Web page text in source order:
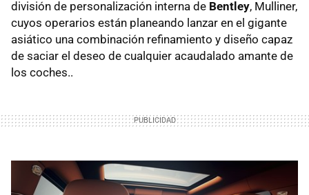
división de personalización interna de Bentley, Mulliner,
cuyos operarios están planeando lanzar en el gigante
asiático una combinación refinamiento y diseño capaz
de saciar el deseo de cualquier acaudalado amante de
los coches..